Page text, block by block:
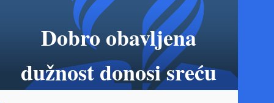
Dobro obavljena
dužnost donosi sreću